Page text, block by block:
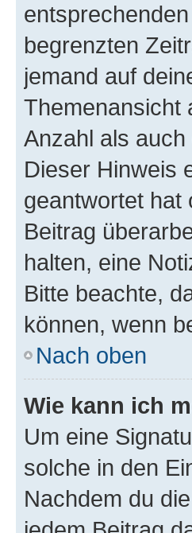
begrenzten
jemand auf
Themenansicht
Anzahl als
Dieser Hinweis
geantwortet hat
Beitrag
halten, eine
Bitte beachte,
können, wenn
Nach oben
Wie kann ich
Um eine
solche in den
Nachdem du